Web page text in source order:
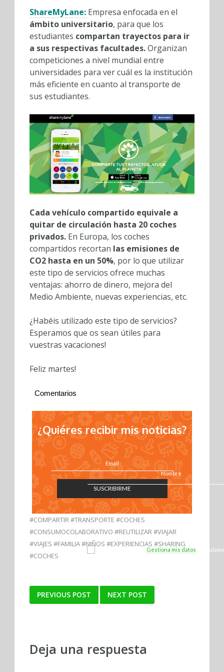
ShareMyLane: Empresa enfocada en el
ámbito universitario, para que los
estudiantes compartan trayectos para ir
a sus respectivas facultades.Organizan
competiciones a nivel mundial entre
universidades para ver cuál es la institución
más eficiente en cuanto al transporte de
sus estudiantes.
Cada vehículo compartido equivale a
quitar de circulación hasta 20 coches
privados. En Europa, los coches
compartidos recortan las emisiones de
CO2 hasta en un 50%, por lo que utilizar
este tipo de servicios ofrece muchas
ventajas: ahorro de dinero, mejora del
Medio Ambiente, nuevas experiencias, etc.
¿Habéis utilizado este tipo de servicios?
Esperamos que os sean útiles para
vuestras vacaciones!
Feliz martes!
Comentarios
¿Quiéres recibir mis noticias?
Gestiona mis datos y
SUSCRIBIRME
#COMPARTIR #TRANSPORTE #COCHES
#CONSUMOCOLABORATIVO #REUTILIZAR #VIAJAR
#VIAJES #FAMILIA #NIÑOS #EXPERIENCIAS #SHARING
#COCHES
Post
PREVIOUS POST NEXT POST
Deja una respuesta